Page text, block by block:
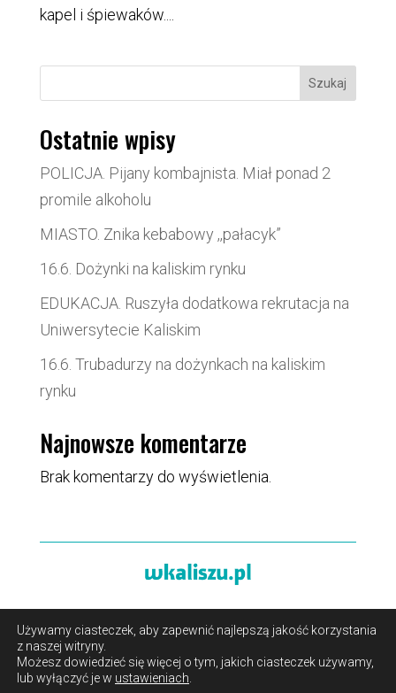
kapel i śpiewaków....
Szukaj
Ostatnie wpisy
POLICJA. Pijany kombajnista. Miał ponad 2
promile alkoholu
MIASTO. Znika kebabowy ,,pałacyk”
16.6. Dożynki na kaliskim rynku
EDUKACJA. Ruszyła dodatkowa rekrutacja na
Uniwersytecie Kaliskim
16.6. Trubadurzy na dożynkach na kaliskim
rynku
Najnowsze komentarze
Brak komentarzy do wyświetlenia.
O portalu/Reklama/ Polityka prywatności i pliki cookies
/Kontakt
Używamy ciasteczek, aby zapewnić najlepszą jakość korzystania
z naszej witryny.
Możesz dowiedzieć się więcej o tym, jakich ciasteczek używamy,
lub wyłączyć je w ustawieniach